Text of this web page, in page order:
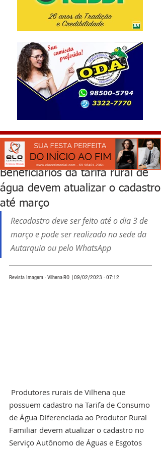
Beneficiários da tarifa rural de
água devem atualizar o cadastro
até março
Recadastro deve ser feito até o dia 3 de
março e pode ser realizado na sede da
Autarquia ou pelo WhatsApp
Revista Imagem - Vilhena-RO |09/02/2023 - 07:12
possuem cadastro na Tarifa de Consumo
de Água Diferenciada ao Produtor Rural
Familiar devem atualizar o cadastro no
Serviço Autônomo de Águas e Esgotos